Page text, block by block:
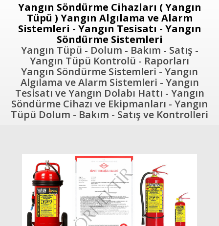
Yangın Söndürme Cihazları ( Yangın
Tüpü ) Yangın Algılama ve Alarm
Sistemleri - Yangın Tesisatı - Yangın
Söndürme Sistemleri
Yangın Tüpü - Dolum - Bakım - Satış -
Yangın Tüpü Kontrolü - Raporları
Yangın Söndürme Sistemleri - Yangın
Algılama ve Alarm Sistemleri - Yangın
Tesisatı ve Yangın Dolabı Hattı - Yangın
Söndürme Cihazı ve Ekipmanları - Yangın
Tüpü Dolum - Bakım - Satış ve Kontrolleri